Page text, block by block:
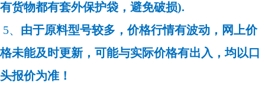
有货物都有套外保护袋，避免破损).
5、 由于原料型号较多，价格行情有波动，网上价
格未能及时更新，可能与实际价格有出入，均以口
头报价为准！